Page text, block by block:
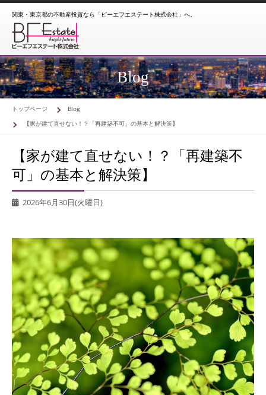
関東・東京都の不動産投資なら「ビーエフエステート株式会社」へ。
Blog
トップページ
Blog
【家が建て直せない！？「再建築不可」の基本と解決策】
【家が建て直せない！？「再建築不
可」の基本と解決策】
2026年6月30日(火曜日)